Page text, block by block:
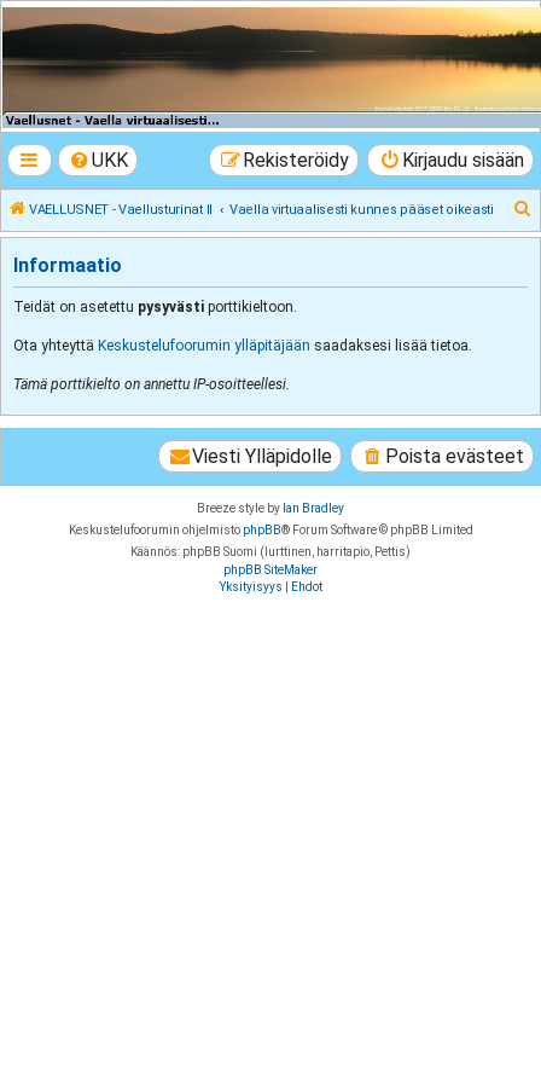
VAELLUSNET -
Vaellusturinat II
UKK Kirjaudu sisään
Rekisteröidy
VAELLUSNET - Vaellusturinat II Vaella virtuaalisesti kunnes pääset oikeasti
t
Informaatio
Teidät on asetettu pysyvästi porttikieltoon.
Ota yhteyttä Keskustelufoorumin ylläpitäjään saadaksesi lisää tietoa.
Tämä porttikielto on annettu IP-osoitteellesi.
Poista evästeet
Viesti Ylläpidolle
Breeze style by Ian Bradley
Keskustelufoorumin ohjelmisto phpBB® Forum Software © phpBB Limited
Käännös: phpBB Suomi (lurttinen, harritapio, Pettis)
phpBB SiteMaker
Yksityisyys
Ehdot